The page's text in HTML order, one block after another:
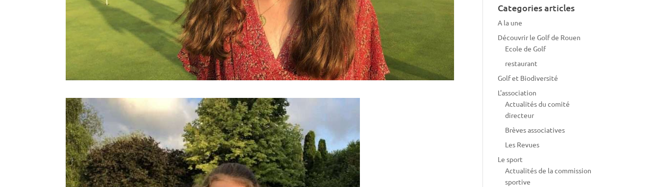
Categories articles
A la une
Découvrir le Golf de Rouen
Ecole de Golf
restaurant
Golf et Biodiversité
L'association
Actualités du comité
directeur
Brèves associatives
Les Revues
Le sport
Actualités de la commission
sportive